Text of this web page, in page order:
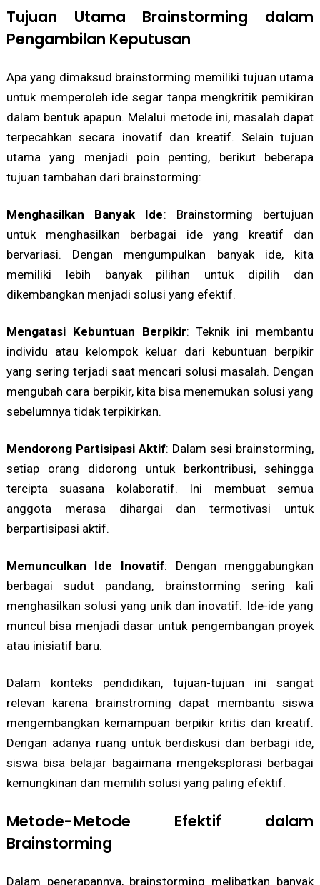
Tujuan Utama Brainstorming dalam
Pengambilan Keputusan
Apa yang dimaksud brainstorming memiliki tujuan utama
untuk memperoleh ide segar tanpa mengkritik pemikiran
dalam bentuk apapun. Melalui metode ini, masalah dapat
terpecahkan secara inovatif dan kreatif. Selain tujuan
utama yang menjadi poin penting, berikut beberapa
tujuan tambahan dari brainstorming:
Menghasilkan Banyak Ide: Brainstorming bertujuan
untuk menghasilkan berbagai ide yang kreatif dan
bervariasi. Dengan mengumpulkan banyak ide, kita
memiliki lebih banyak pilihan untuk dipilih dan
dikembangkan menjadi solusi yang efektif.
Mengatasi Kebuntuan Berpikir: Teknik ini membantu
individu atau kelompok keluar dari kebuntuan berpikir
yang sering terjadi saat mencari solusi masalah. Dengan
mengubah cara berpikir, kita bisa menemukan solusi yang
sebelumnya tidak terpikirkan.
Mendorong Partisipasi Aktif: Dalam sesi brainstorming,
setiap orang didorong untuk berkontribusi, sehingga
tercipta suasana kolaboratif. Ini membuat semua
anggota merasa dihargai dan termotivasi untuk
berpartisipasi aktif.
Memunculkan Ide Inovatif: Dengan menggabungkan
berbagai sudut pandang, brainstorming sering kali
menghasilkan solusi yang unik dan inovatif. Ide-ide yang
muncul bisa menjadi dasar untuk pengembangan proyek
atau inisiatif baru.
Dalam konteks pendidikan, tujuan-tujuan ini sangat
relevan karena brainstroming dapat membantu siswa
mengembangkan kemampuan berpikir kritis dan kreatif.
Dengan adanya ruang untuk berdiskusi dan berbagi ide,
siswa bisa belajar bagaimana mengeksplorasi berbagai
kemungkinan dan memilih solusi yang paling efektif.
Metode-Metode Efektif dalam
Brainstorming
Dalam penerapannya, brainstorming melibatkan banyak